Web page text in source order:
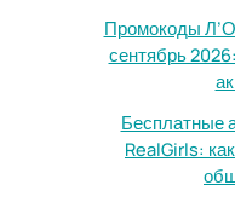
Промокоды
сентябрь
Бесплатные
RealGirls: